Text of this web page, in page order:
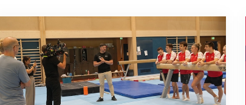
Mit klaren Zielen nach Zagreb